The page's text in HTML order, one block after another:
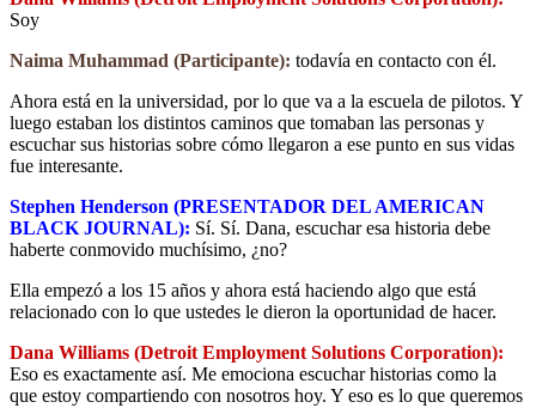
Soy
Naima Muhammad (Participante): todavía en contacto con él.
Ahora está en la universidad, por lo que va a la escuela de pilotos. Y
luego estaban los distintos caminos que tomaban las personas y
escuchar sus historias sobre cómo llegaron a ese punto en sus vidas
fue interesante.
Stephen Henderson (PRESENTADOR DEL AMERICAN
BLACK JOURNAL): Sí. Sí. Dana, escuchar esa historia debe
haberte conmovido muchísimo, ¿no?
Ella empezó a los 15 años y ahora está haciendo algo que está
relacionado con lo que ustedes le dieron la oportunidad de hacer.
Dana Williams (Detroit Employment Solutions Corporation):
Eso es exactamente así. Me emociona escuchar historias como la
que estoy compartiendo con nosotros hoy. Y eso es lo que queremos